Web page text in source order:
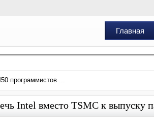
Главная
программистов ...
Intel вместо TSMC к выпуску